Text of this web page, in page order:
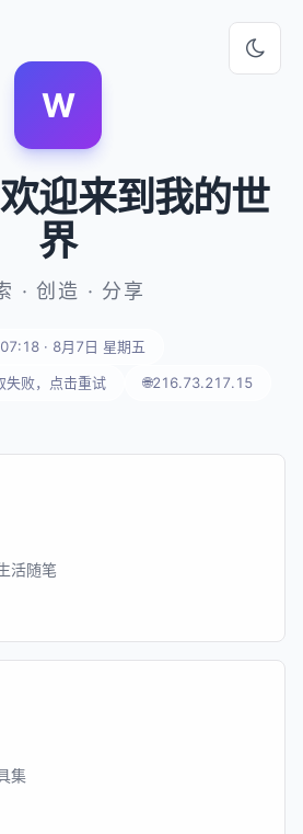
W
迎来到我的世
界
· 创造 · 分享
· 8月7日 星期五
败，点击重试 🌐216.73.217.15
活随笔
集